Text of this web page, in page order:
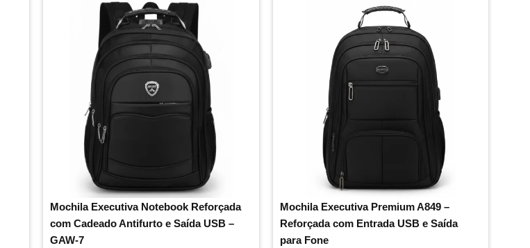
Mochila Executiva Notebook Reforçada
com Cadeado Antifurto e Saída USB –
GAW-7
Mochila Executiva Premium A849 –
Reforçada com Entrada USB e Saída
para Fone